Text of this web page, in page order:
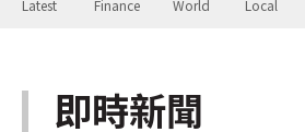
Latest Finance World Local
即時新聞